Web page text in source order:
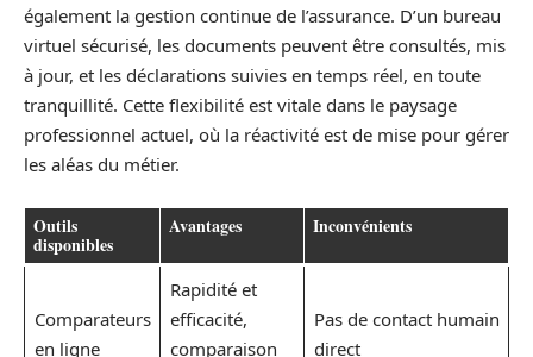
également la gestion continue de l’assurance. D’un bureau
virtuel sécurisé, les documents peuvent être consultés, mis
à jour, et les déclarations suivies en temps réel, en toute
tranquillité. Cette flexibilité est vitale dans le paysage
professionnel actuel, où la réactivité est de mise pour gérer
les aléas du métier.
Outils
disponibles
Avantages Inconvénients
Comparateurs
en ligne
Rapidité et
efficacité,
comparaison
Pas de contact humain
direct